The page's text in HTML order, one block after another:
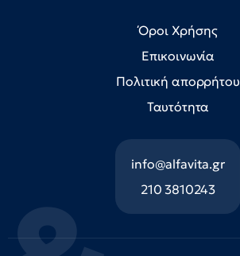
Όροι Χρήσης
Επικοινωνία
Πολιτική απορρήτου
Ταυτότητα
info@alfavita.gr
210 3810243